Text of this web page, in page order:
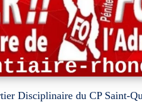
Disciplinaire du CP Saint-